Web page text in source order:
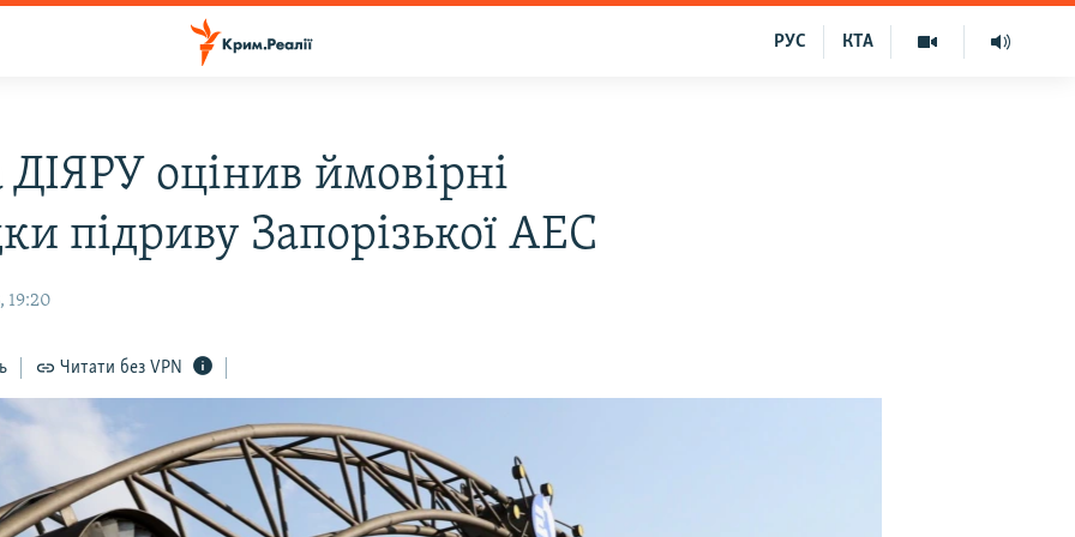
КТА
РУС
ДІЯРУ оцінив ймовірні
підриву Запорізької АЕС
19:20
Читати без VPN